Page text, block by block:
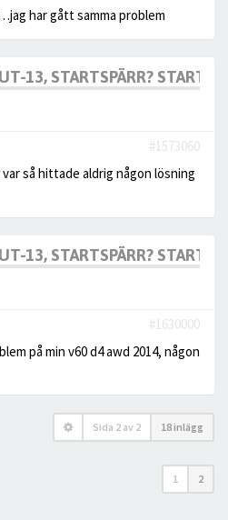
har gått samma problem
13, STARTSPÄRR? STARTAR
#1573060
så hittade aldrig någon lösning
13, STARTSPÄRR? STARTAR
#1630000
på min v60 d4 awd 2014, någon
Sida 2 av 2 18 inlägg
1 2